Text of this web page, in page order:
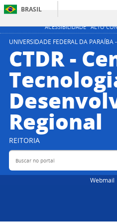
ACESSIBILIDADE ALTO
BRASIL
UNIVERSIDADE FEDERAL DA PARAÍBA
CTDR -
Regional
REITORIA
Buscar no portal
Webmail